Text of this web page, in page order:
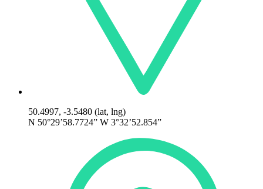
50.4997, -3.5480 (lat, lng)
N 50°29’58.7724” W 3°32’52.854”